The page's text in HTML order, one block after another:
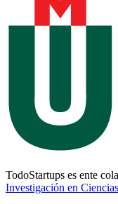
TodoStartups es ente
Investigación en